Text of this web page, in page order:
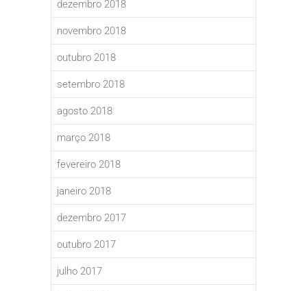
dezembro 2018
novembro 2018
outubro 2018
setembro 2018
agosto 2018
março 2018
fevereiro 2018
janeiro 2018
dezembro 2017
outubro 2017
julho 2017